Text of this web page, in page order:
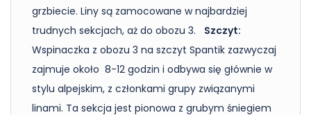
grzbiecie. Liny są zamocowane w najbardziej
trudnych sekcjach, aż do obozu 3. Szczyt:
Wspinaczka z obozu 3 na szczyt Spantik zazwyczaj
zajmuje około 8-12 godzin i odbywa się głównie w
stylu alpejskim, z członkami grupy związanymi
linami. Ta sekcja jest pionowa z grubym śniegiem